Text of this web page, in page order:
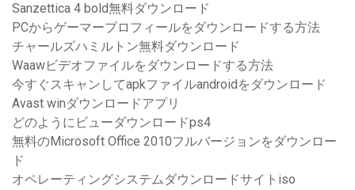
Sanzettica 4 bold無料ダウンロード
PCからゲーマープロフィールをダウンロードする方法
チャールズハミルトン無料ダウンロード
Waawビデオファイルをダウンロードする方法
今すぐスキャンしてapkファイルandroidをダウンロード
Avast winダウンロードアプリ
どのようにビューダウンロードps4
無料のMicrosoft Office 2010フルバージョンをダウンロー
ド
オペレーティングシステムダウンロードサイトiso